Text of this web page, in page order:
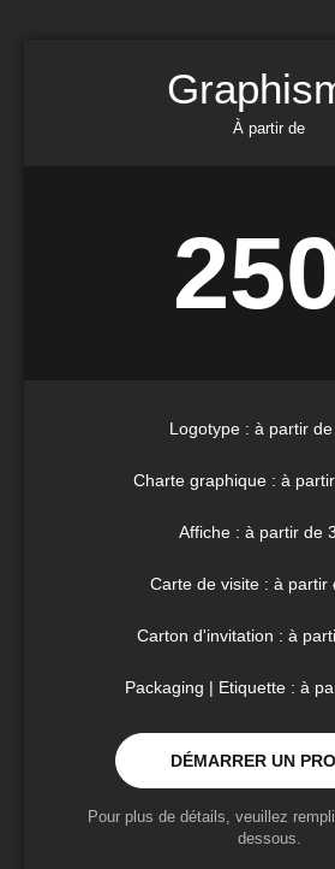
À partir de
Logotype : à partir
Charte graphique : à
Affiche : à partir de
Carte de visite : à partir
Carton d'invitation : à
Packaging | Etiquette : à
DÉMARRER UN
Pour plus de détails, veuillez
dessous.